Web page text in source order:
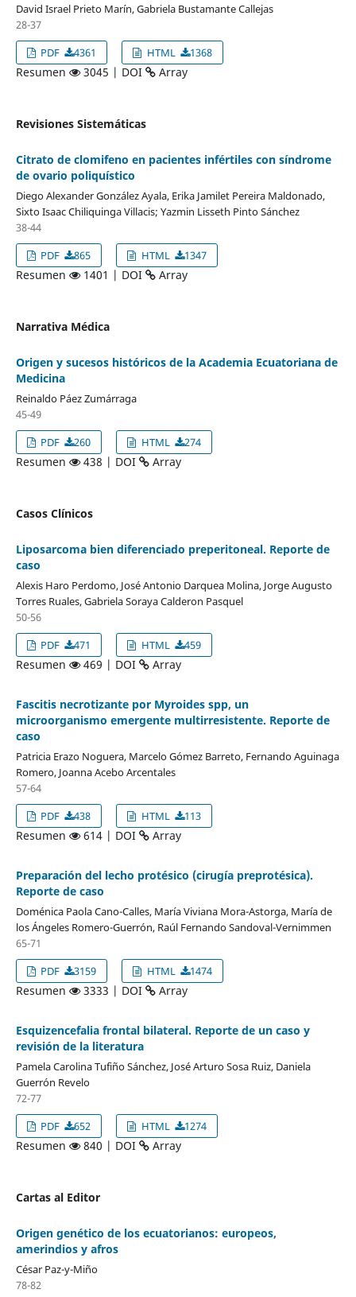
David Israel Prieto Marín, Gabriela Bustamante Callejas
28-37
PDF
4361 HTML 1368
Resumen 3045 | DOI Array
Revisiones Sistemáticas
Citrato de clomifeno en pacientes infértiles con síndrome
de ovario poliquístico
Diego Alexander González Ayala, Erika Jamilet Pereira Maldonado,
Sixto Isaac Chiliquinga Villacis; Yazmin Lisseth Pinto Sánchez
38-44
PDF
865 HTML 1347
Resumen 1401 | DOI Array
Narrativa Médica
Origen y sucesos históricos de la Academia Ecuatoriana de
Medicina
Reinaldo Páez Zumárraga
45-49
PDF
260 HTML 274
Resumen 438 | DOI Array
Casos Clínicos
Liposarcoma bien diferenciado preperitoneal. Reporte de
caso
Alexis Haro Perdomo, José Antonio Darquea Molina, Jorge Augusto
Torres Ruales, Gabriela Soraya Calderon Pasquel
50-56
PDF
471 HTML 459
Resumen 469 | DOI Array
Fascitis necrotizante por Myroides spp, un
microorganismo emergente multirresistente. Reporte de
caso
Patricia Erazo Noguera, Marcelo Gómez Barreto, Fernando Aguinaga
Romero, Joanna Acebo Arcentales
57-64
PDF
438 HTML 113
Resumen 614 | DOI Array
Preparación del lecho protésico (cirugía preprotésica).
Reporte de caso
Doménica Paola Cano-Calles, María Viviana Mora-Astorga, María de
los Ángeles Romero-Guerrón, Raúl Fernando Sandoval-Vernimmen
65-71
PDF
3159 HTML 1474
Resumen 3333 | DOI Array
Esquizencefalia frontal bilateral. Reporte de un caso y
revisión de la literatura
Pamela Carolina Tufiño Sánchez, José Arturo Sosa Ruiz, Daniela
Guerrón Revelo
72-77
PDF
652 HTML 1274
Resumen 840 | DOI Array
Cartas al Editor
Origen genético de los ecuatorianos: europeos,
amerindios y afros
César Paz-y-Miño
78-82